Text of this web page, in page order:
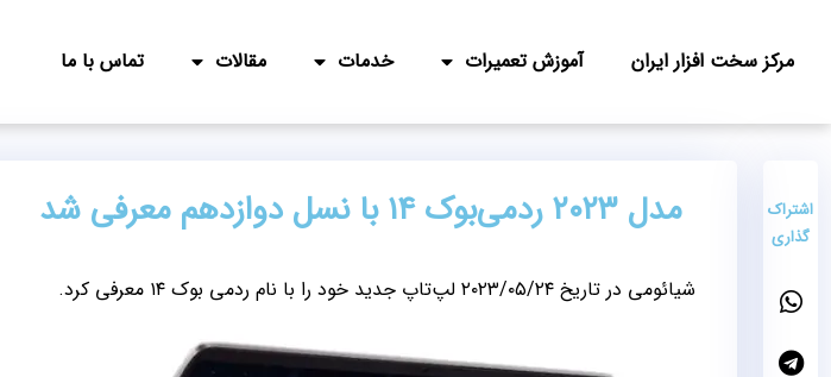
مرکز سخت افزار ایران آموزش تعمیرات خدمات مقالات تماس با ما
اشتراک
گذاری
مدل ۲۰۲۳ ردمی‌بوک ۱۴ با نسل دوازدهم معرفی شد
شیائومی در تاریخ ۲۰۲۳/۰۵/۲۴ لپ‌تاپ جدید خود را با نام ردمی بوک ۱۴ معرفی کرد.